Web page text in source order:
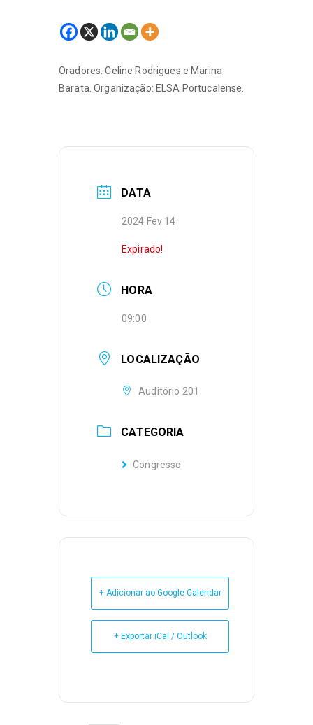
Oradores: Celine Rodrigues e Marina
Barata. Organização: ELSA Portucalense.
DATA
2024 Fev 14
Expirado!
HORA
09:00
LOCALIZAÇÃO
Auditório 201
CATEGORIA
Congresso
+ Adicionar ao Google Calendar
+ Exportar iCal / Outlook